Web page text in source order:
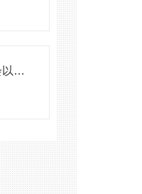
风机行业竞争力权衡标准将会以节能环保为主